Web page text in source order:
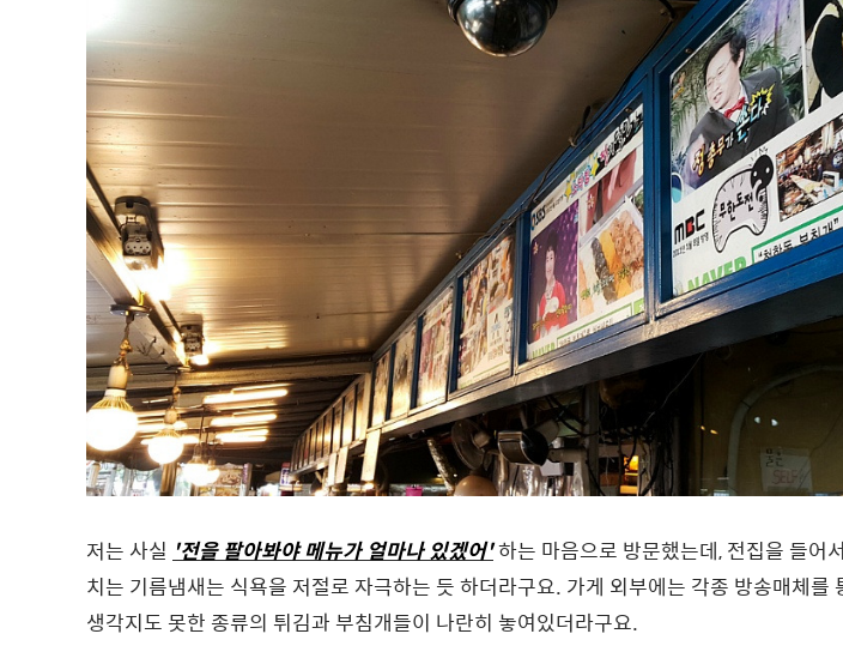
저는 사실 '전을 팔아봐야 메뉴가 얼마나 있겠어'하는 마음으로 방문했는데, 전집을 들어
치는 기름냄새는 식욕을 저절로 자극하는 듯 하더라구요. 가게 외부에는 각종 방송매체를
생각지도 못한 종류의 튀김과 부침개들이 나란히 놓여있더라구요.